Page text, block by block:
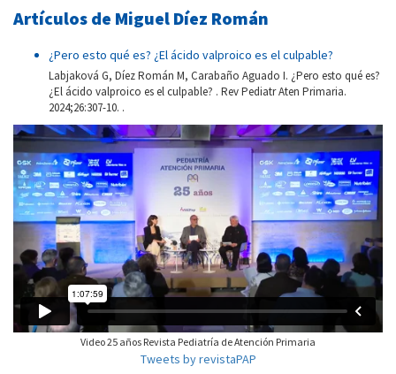
Artículos de Miguel Díez Román
¿Pero esto qué es? ¿El ácido valproico es el culpable?
Labjaková G, Díez Román M, Carabaño Aguado I. ¿Pero esto qué es?
¿El ácido valproico es el culpable? . Rev Pediatr Aten Primaria.
2024;26:307-10. .
Video 25 años Revista Pediatría de Atención Primaria
Tweets by revistaPAP